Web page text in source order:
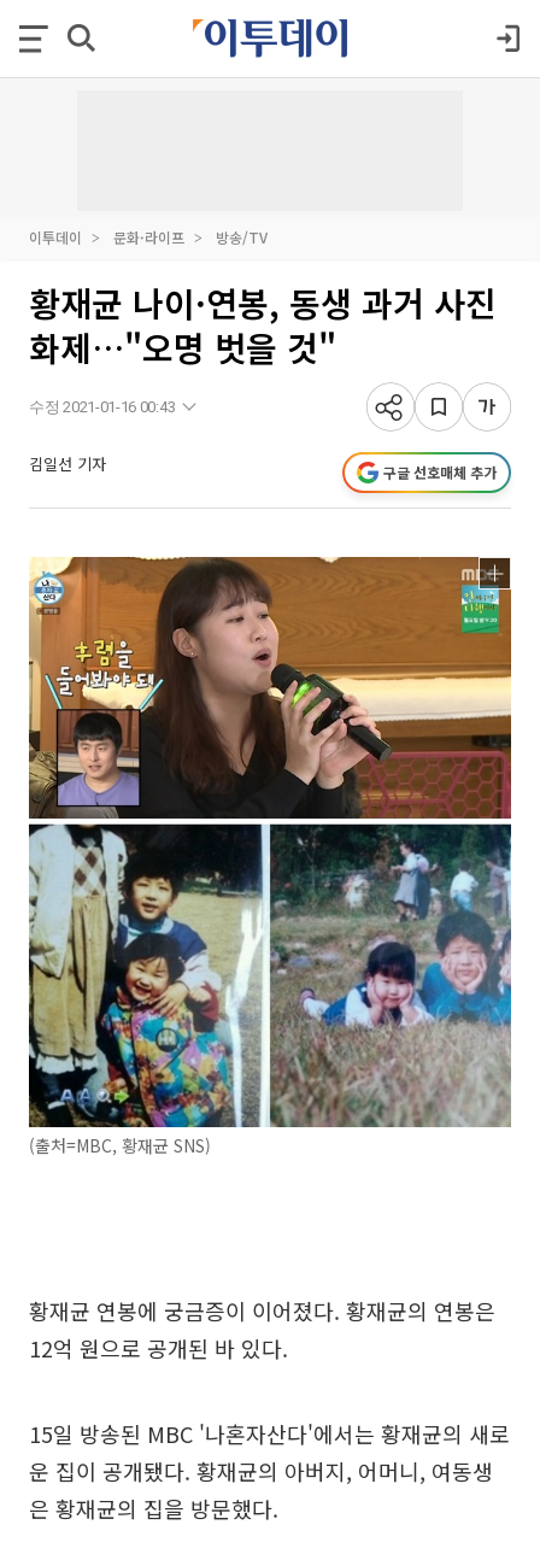
이투데이 문화·라이프 방송/TV
황재균 나이·연봉, 동생 과거 사진
화제…"오명 벗을 것"
수정 2021-01-16 00:43
김일선 기자 구글 선호매체 추가
(출처=MBC, 황재균 SNS)
황재균 연봉에 궁금증이 이어졌다. 황재균의 연봉은
12억 원으로 공개된 바 있다.
15일 방송된 MBC '나혼자산다'에서는 황재균의 새로
운 집이 공개됐다. 황재균의 아버지, 어머니, 여동생
은 황재균의 집을 방문했다.